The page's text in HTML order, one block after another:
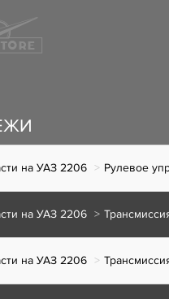
на УАЗ 2206 Рулевое
на УАЗ 2206
на УАЗ 2206